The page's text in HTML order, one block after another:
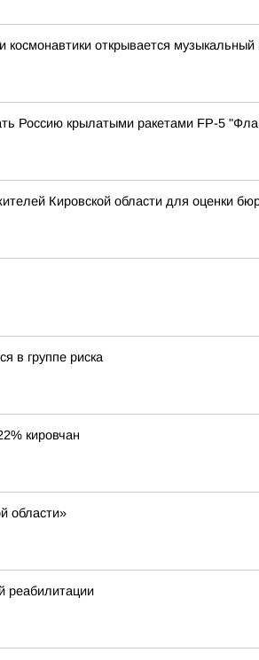
открывается
Россию крылатыми ракетами FP-5
Кировской области для оценки
в группе риска
кировчан
области»
реабилитации